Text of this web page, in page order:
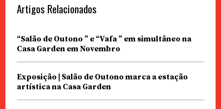
Artigos Relacionados
“Salão de Outono ” e “Vafa ” em simultâneo na
Casa Garden em Novembro
Exposição | Salão de Outono marca a estação
artística na Casa Garden